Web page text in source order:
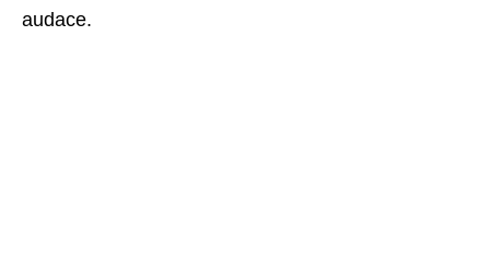
audace.